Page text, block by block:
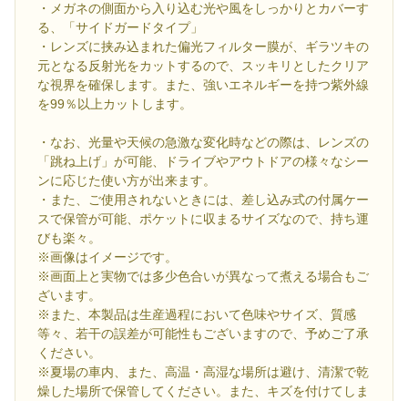
・メガネの側面から入り込む光や風をしっかりとカバーす
る、「サイドガードタイプ」
・レンズに挟み込まれた偏光フィルター膜が、ギラツキの
元となる反射光をカットするので、スッキリとしたクリア
な視界を確保します。また、強いエネルギーを持つ紫外線
を99％以上カットします。
・なお、光量や天候の急激な変化時などの際は、レンズの
「跳ね上げ」が可能、ドライブやアウトドアの様々なシー
ンに応じた使い方が出来ます。
・また、ご使用されないときには、差し込み式の付属ケー
スで保管が可能、ポケットに収まるサイズなので、持ち運
びも楽々。
※画像はイメージです。
※画面上と実物では多少色合いが異なって煮える場合もご
ざいます。
※また、本製品は生産過程において色味やサイズ、質感
等々、若干の誤差が可能性もございますので、予めご了承
ください。
※夏場の車内、また、高温・高湿な場所は避け、清潔で乾
燥した場所で保管してください。また、キズを付けてしま